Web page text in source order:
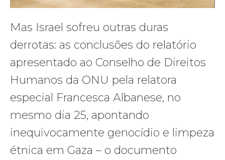
Mas Israel sofreu outras duras
derrotas: as conclusões do relatório
apresentado ao Conselho de Direitos
Humanos da ONU pela relatora
especial Francesca Albanese, no
mesmo dia 25, apontando
inequivocamente genocídio e limpeza
étnica em Gaza – o documento